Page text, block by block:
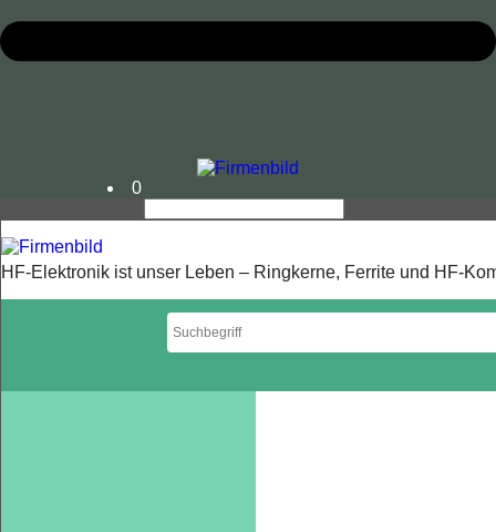
0
HF-Elektronik ist unser Leben – Ringkerne, Ferrite und HF-